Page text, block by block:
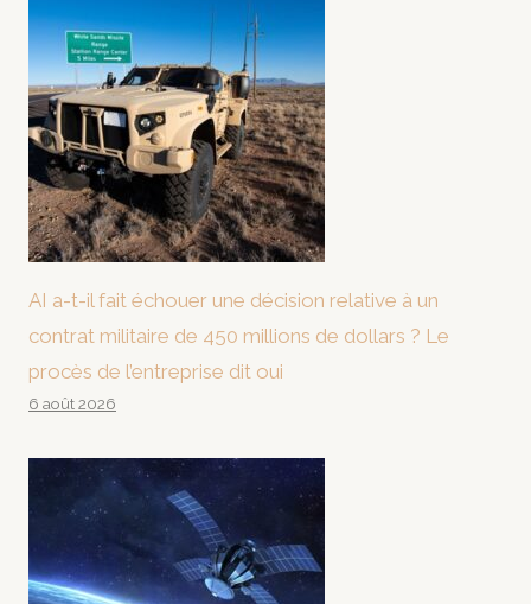
AI a-t-il fait échouer une décision relative à un
contrat militaire de 450 millions de dollars ? Le
procès de l’entreprise dit oui
6 août 2026